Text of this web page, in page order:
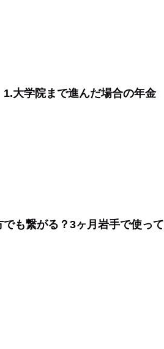
1.大学院まで進んだ場合の年金
でも繋がる？3ヶ月岩手で使って